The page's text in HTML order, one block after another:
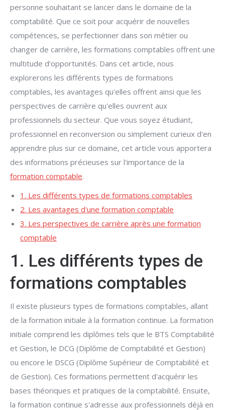
personne souhaitant se lancer dans le domaine de la
comptabilité. Que ce soit pour acquérir de nouvelles
compétences, se perfectionner dans son métier ou
changer de carrière, les formations comptables offrent une
multitude d'opportunités. Dans cet article, nous
explorerons les différents types de formations
comptables, les avantages qu'elles offrent ainsi que les
perspectives de carrière qu'elles ouvrent aux
professionnels du secteur. Que vous soyez étudiant,
professionnel en reconversion ou simplement curieux d'en
apprendre plus sur ce domaine, cet article vous apportera
des informations précieuses sur l'importance de la
formation comptable.
1. Les différents types de formations comptables
2. Les avantages d'une formation comptable
3. Les perspectives de carrière après une formation
comptable
1. Les différents types de
formations comptables
Il existe plusieurs types de formations comptables, allant
de la formation initiale à la formation continue. La formation
initiale comprend les diplômes tels que le BTS Comptabilité
et Gestion, le DCG (Diplôme de Comptabilité et Gestion)
ou encore le DSCG (Diplôme Supérieur de Comptabilité et
de Gestion). Ces formations permettent d'acquérir les
bases théoriques et pratiques de la comptabilité. Ensuite,
la formation continue s'adresse aux professionnels déjà en